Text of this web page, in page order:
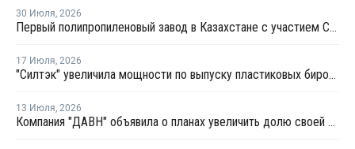
30 Июля, 2026
Первый полипропиленовый завод в Казахстане с участием СИБУРа терпит убытки
17 Июля, 2026
"Силтэк" увеличила мощности по выпуску пластиковых бирок для животных
13 Июля, 2026
Компания "ДАВН" объявила о планах увеличить долю своей полимерной продукции в России